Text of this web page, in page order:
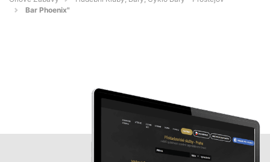
Bar Phoenix"